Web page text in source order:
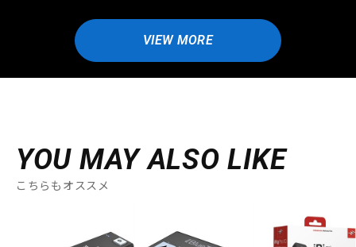
VIEW MORE
YOU MAY ALSO LIKE
こちらもオススメ